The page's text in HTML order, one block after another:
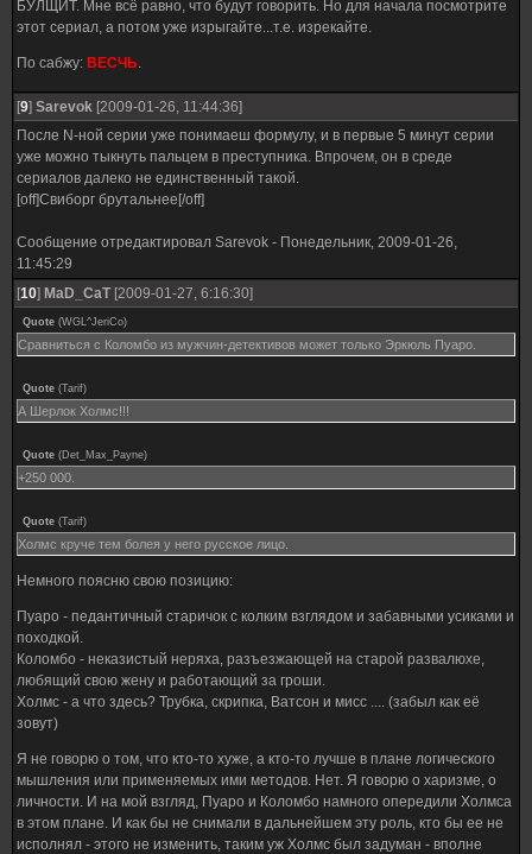
БУЛЩИТ. Мне всё равно, что будут говорить. Но для начала посмотрите
этот сериал, а потом уже изрыгайте...т.е. изрекайте.
По сабжу: ВЕСЧЬ.
[9] Sarevok [2009-01-26, 11:44:36]
После N-ной серии уже понимаеш формулу, и в первые 5 минут серии
уже можно тыкнуть пальцем в преступника. Впрочем, он в среде
сериалов далеко не единственный такой.
[off]Свиборг брутальнее[/off]
Сообщение отредактировал Sarevok - Понедельник, 2009-01-26,
11:45:29
[10] MaD_CaT[2009-01-27, 6:16:30]
Quote (WGL^JeriCo)
Сравниться с Коломбо из мужчин-детективов может только Эркюль Пуаро.
Quote (Tarif)
А Шерлок Холмс!!!
Quote (Det_Max_Payne)
+250 000.
Quote (Tarif)
Холмс круче тем болея у него русское лицо.
Немного поясню свою позицию:
Пуаро - педантичный старичок с колким взглядом и забавными усиками и
походкой.
Коломбо - неказистый неряха, разъезжающей на старой развалюхе,
любящий свою жену и работающий за гроши.
Холмс - а что здесь? Трубка, скрипка, Ватсон и мисс .... (забыл как её
зовут)
Я не говорю о том, что кто-то хуже, а кто-то лучше в плане логического
мышления или применяемых ими методов. Нет. Я говорю о харизме, о
личности. И на мой взгляд, Пуаро и Коломбо намного опередили Холмса
в этом плане. И как бы не снимали в дальнейшем эту роль, кто бы ее не
исполнял - этого не изменить, таким уж Холмс был задуман - вполне